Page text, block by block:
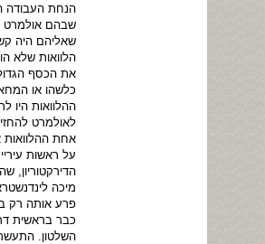
שבהם אולמרט
שאליהם היה
הלוואות שלא
את הכסף
כלשהו או
ההלוואות היו
לאולמרט
על ראשות
מיכה
פרע אותה רק בשנת 2009, כאשר נחקר
כבר בראשית
השלטון.